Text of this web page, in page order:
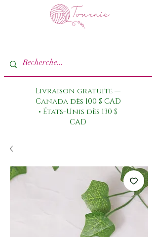
Livraison gratuite —
Canada dès 100 $ CAD
• États-Unis dès 130 $
CAD